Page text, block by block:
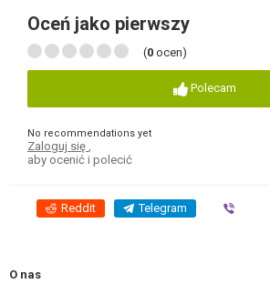
Oceń jako pierwszy
(0 ocen)
Polecam
No recommendations yet
Zaloguj się
aby ocenić i polecić
Reddit Telegram
O nas